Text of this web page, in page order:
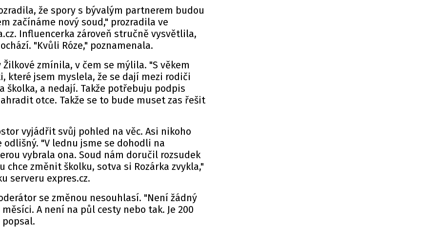
že spory s bývalým partnerem budou
začínáme nový soud," prozradila ve
Influencerka zároveň stručně vysvětlila,
"Kvůli Róze," poznamenala.
Žilkové zmínila, v čem se mýlila. "S věkem
které jsem myslela, že se dají mezi rodiči
školka, a nedají. Takže potřebuju podpis
otce. Takže se to bude muset zas řešit
vyjádřit svůj pohled na věc. Asi nikoho
odlišný. "V lednu jsme se dohodli na
vybrala ona. Soud nám doručil rozsudek
chce změnit školku, sotva si Rozárka zvykla,"
serveru expres.cz.
se změnou nesouhlasí. "Není žádný
A není na půl cesty nebo tak. Je 200